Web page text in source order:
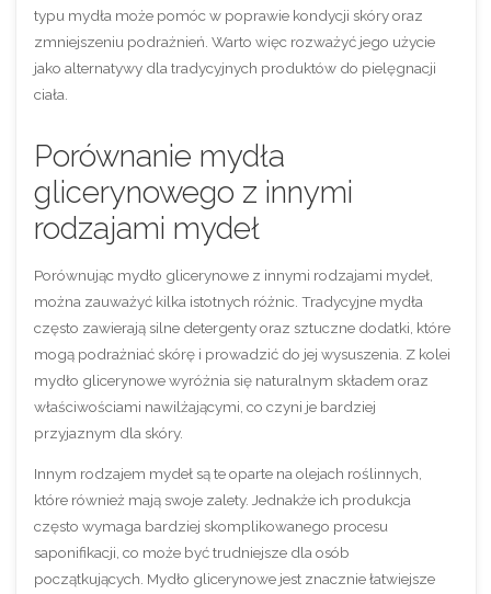
typu mydła może pomóc w poprawie kondycji skóry oraz
zmniejszeniu podrażnień. Warto więc rozważyć jego użycie
jako alternatywy dla tradycyjnych produktów do pielęgnacji
ciała.
Porównanie mydła
glicerynowego z innymi
rodzajami mydeł
Porównując mydło glicerynowe z innymi rodzajami mydeł,
można zauważyć kilka istotnych różnic. Tradycyjne mydła
często zawierają silne detergenty oraz sztuczne dodatki, które
mogą podrażniać skórę i prowadzić do jej wysuszenia. Z kolei
mydło glicerynowe wyróżnia się naturalnym składem oraz
właściwościami nawilżającymi, co czyni je bardziej
przyjaznym dla skóry.
Innym rodzajem mydeł są te oparte na olejach roślinnych,
które również mają swoje zalety. Jednakże ich produkcja
często wymaga bardziej skomplikowanego procesu
saponifikacji, co może być trudniejsze dla osób
początkujących. Mydło glicerynowe jest znacznie łatwiejsze